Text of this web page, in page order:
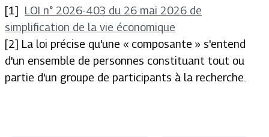
[1] LOI n° 2026-403 du 26 mai 2026 de
simplification de la vie économique
[2] La loi précise qu'une « composante » s'entend
d'un ensemble de personnes constituant tout ou
partie d'un groupe de participants à la recherche.